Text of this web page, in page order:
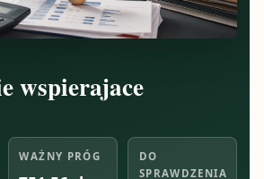
wspierajace
WAŻNY PRÓG
DO
SPRAWDZENIA